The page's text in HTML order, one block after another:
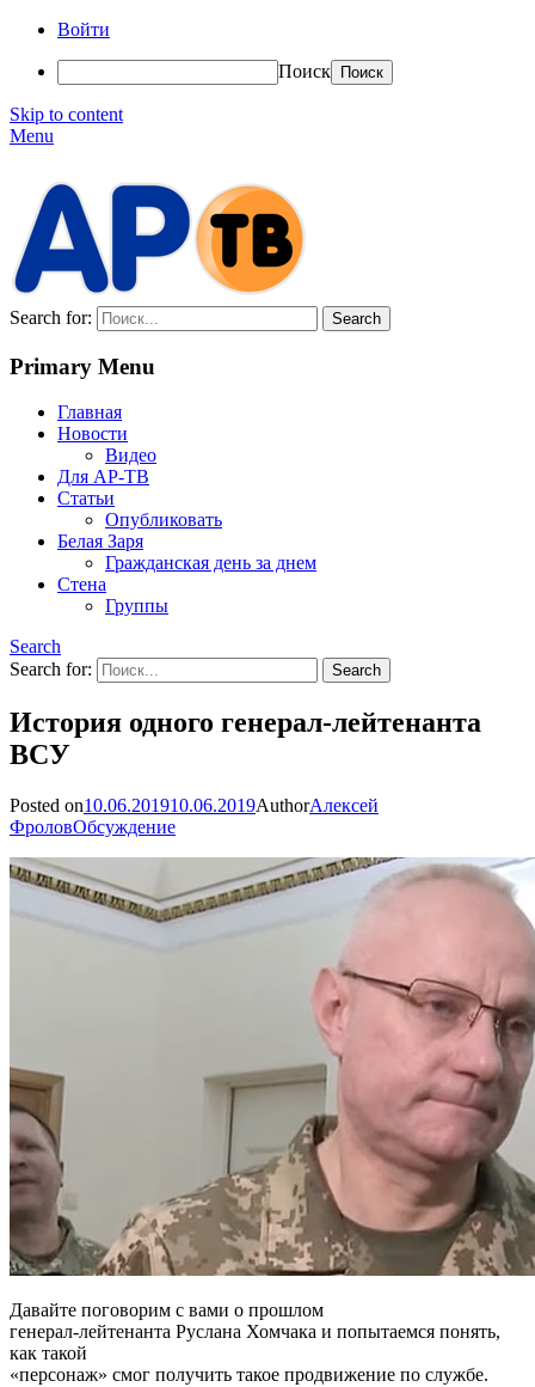
Войти
Поиск
Skip to content
Menu
Search for:
Primary Menu
Главная
Новости
Видео
Для АР-ТВ
Статьи
Опубликовать
Белая Заря
Гражданская день за днем
Стена
Группы
Search
Search for:
История одного генерал-лейтенанта
ВСУ
Posted on10.06.201910.06.2019AuthorАлексей
ФроловОбсуждение
Давайте поговорим с вами о прошлом
генерал-лейтенанта Руслана Хомчака и попытаемся понять,
как такой
«персонаж» смог получить такое продвижение по службе.